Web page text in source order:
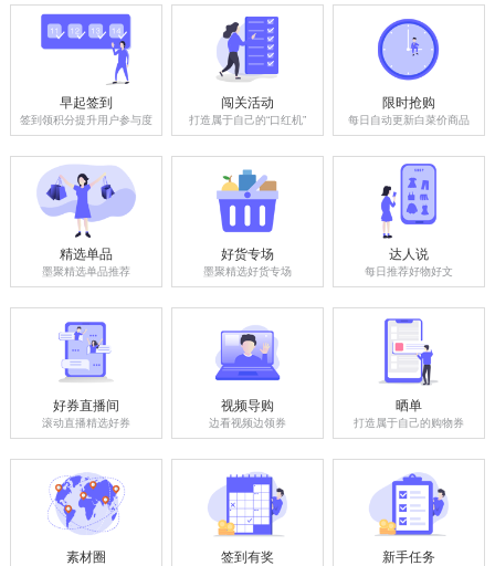
早起签到
签到领积分提升用户参与度
闯关活动
打造属于自己的“口红机”
限时抢购
每日自动更新白菜价商品
精选单品
墨聚精选单品推荐
好货专场
墨聚精选好货专场
达人说
每日推荐好物好文
好券直播间
滚动直播精选好券
视频导购
边看视频边领券
晒单
打造属于自己的购物券
素材圈 签到有奖 新手任务